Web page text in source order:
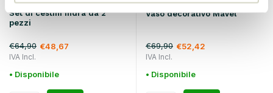
Set di cestini Indra da 2
pezzi
€64,90 €48,67
IVA Incl.
• Disponibile
Vaso decorativo Mavel
€69,90 €52,42
IVA Incl.
• Disponibile